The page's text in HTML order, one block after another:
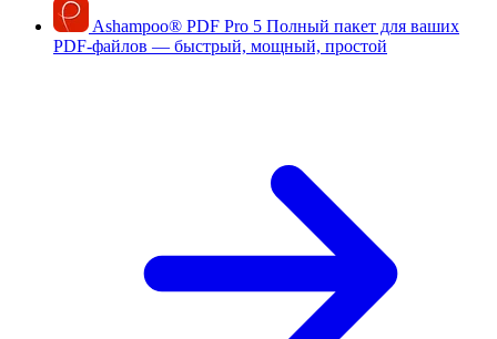
Ashampoo® PDF Pro 5 Полный пакет для ваших
PDF-файлов — быстрый, мощный, простой